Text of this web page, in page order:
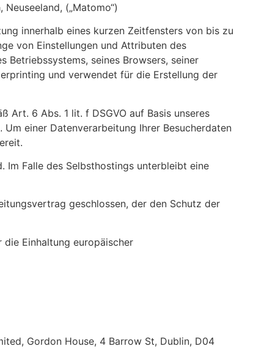
(„Matomo“)
innerhalb eines kurzen Zeitfensters von bis zu
von Einstellungen und Attributen des
Betriebssystems, seines Browsers, seiner
und verwendet für die Erstellung der
Art. 6 Abs. 1 lit. f DSGVO auf Basis unseres
einer Datenverarbeitung Ihrer Besucherdaten
Im Falle des Selbsthostings unterbleibt eine
geschlossen, der den Schutz der
die Einhaltung europäischer
Gordon House, 4 Barrow St, Dublin, D04